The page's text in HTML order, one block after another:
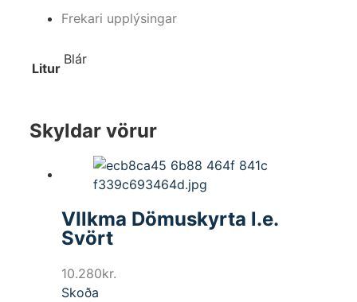
Frekari upplýsingar
Litur
Blár
Skyldar vörur
VIlkma Dömuskyrta l.e.
Svört
10.280kr.
Skoða